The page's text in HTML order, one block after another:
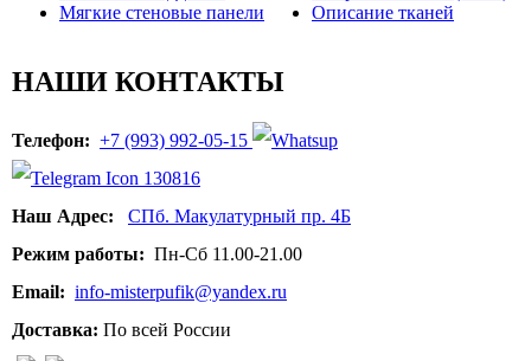
Мягкие стеновые панели
Описание тканей
НАШИ КОНТАКТЫ
Телефон: +7 (993) 992-05-15
Наш Адрес: СПб. Макулатурный пр. 4Б
Режим работы: Пн-Сб 11.00-21.00
Email: info-misterpufik@yandex.ru
Доставка: По всей России